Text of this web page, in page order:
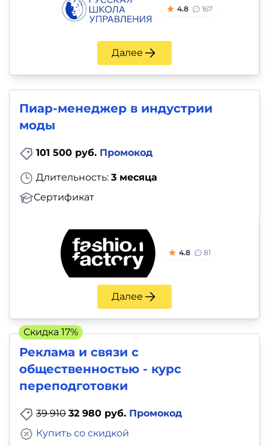
4.8 167
Далее
Пиар-менеджер в индустрии
моды
101 500 руб. Промокод
Длительность: 3 месяца
Сертификат
4.8 81
Далее
Реклама и связи с
общественностью - курс
переподготовки
39 910 32 980 руб. Промокод
Купить со скидкой
Скидка 17%